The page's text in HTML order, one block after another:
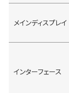
メインディスプレイ
インターフェース